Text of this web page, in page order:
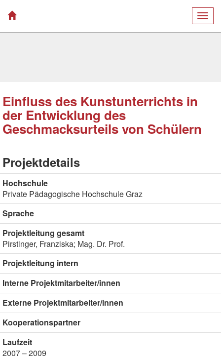
Einfluss des Kunstunterrichts in
der Entwicklung des
Geschmacksurteils von Schülern
Projektdetails
Hochschule
Private Pädagogische Hochschule Graz
Sprache
Projektleitung gesamt
Pirstinger, Franziska; Mag. Dr. Prof.
Projektleitung intern
Interne Projektmitarbeiter/innen
Externe Projektmitarbeiter/innen
Kooperationspartner
Laufzeit
2007 – 2009